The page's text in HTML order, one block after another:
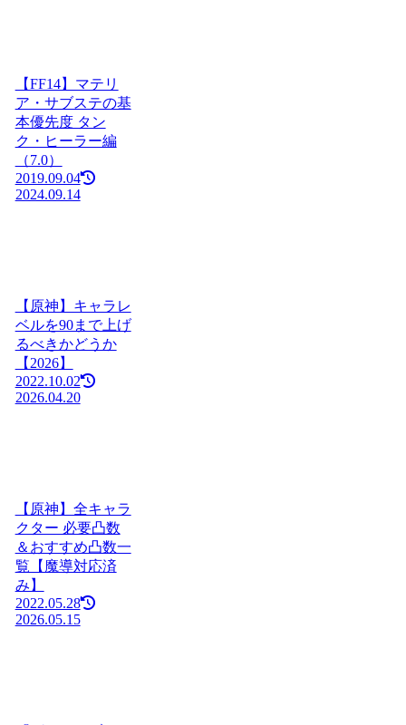
【FF14】マテリ
ア・サブステの基
本優先度 タン
ク・ヒーラー編
（7.0）
2019.09.04
2024.09.14
【原神】キャラレ
ベルを90まで上げ
るべきかどうか
【2026】
2022.10.02
2026.04.20
【原神】全キャラ
クター 必要凸数
＆おすすめ凸数一
覧【魔導対応済
み】
2022.05.28
2026.05.15